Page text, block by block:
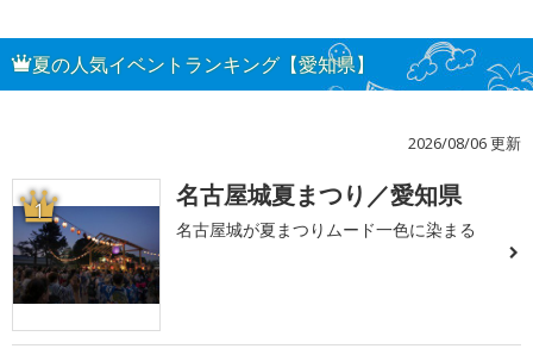
夏の人気イベントランキング【愛知県】
2026/08/06 更新
1 名古屋城夏まつり／愛知県
名古屋城が夏まつりムード一色に染まる